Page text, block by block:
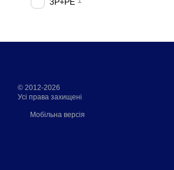
© 2012-2026
Усі права захищені
Мобільна версія